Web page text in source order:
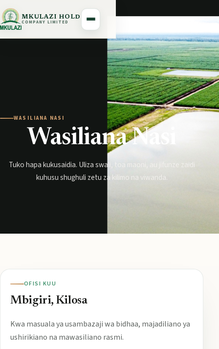
MKULAZI HOLDING
COMPANY LIMITED
WASILIANA NASI
Wasiliana Nasi
Tuko hapa kukusaidia. Uliza swali, toa maoni, au jifunze zaidi
kuhusu shughuli zetu za kilimo na viwanda.
OFISI KUU
Mbigiri, Kilosa
Kwa masuala ya usambazaji wa bidhaa, majadiliano ya
ushirikiano na mawasiliano rasmi.